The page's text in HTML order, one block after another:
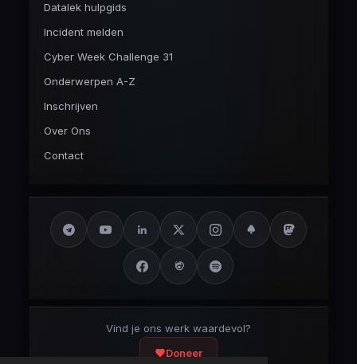
Datalek hulpgids
Incident melden
Cyber Week Challenge 31
Onderwerpen A-Z
Inschrijven
Over Ons
Contact
Vind je ons werk waardevol?
Doneer